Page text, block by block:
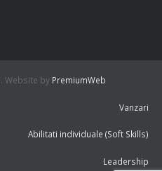
Website by PremiumWeb
Vanzari
Abilitati individuale (Soft Skills)
Leadership